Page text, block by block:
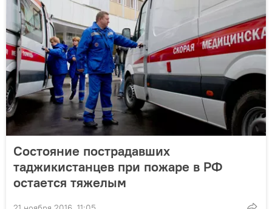
Состояние пострадавших
таджикистанцев при пожаре в РФ
остается тяжелым